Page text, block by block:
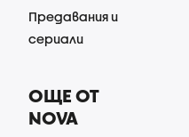
Предавания и
сериали
ОЩЕ ОТ
NOVA